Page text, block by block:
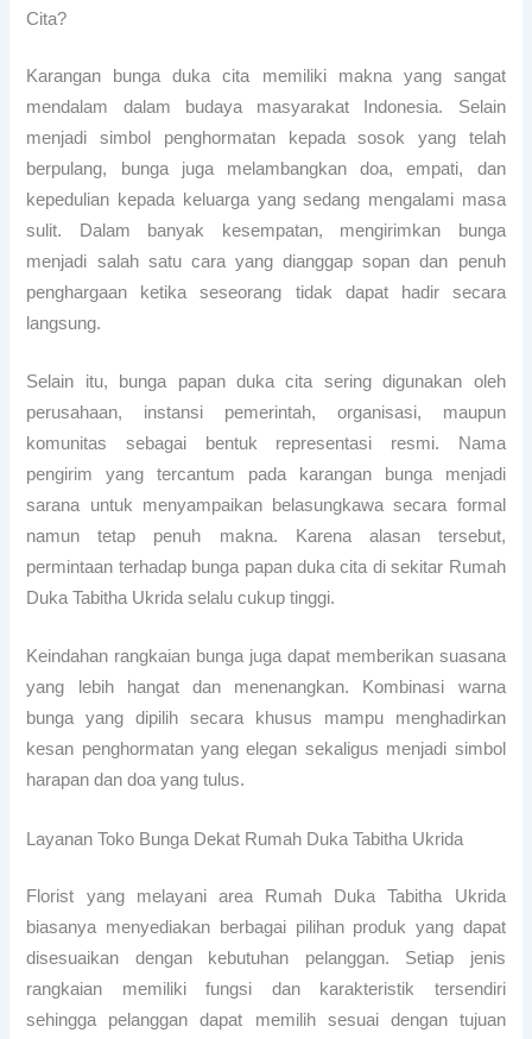
Cita?
Karangan bunga duka cita memiliki makna yang sangat
mendalam dalam budaya masyarakat Indonesia. Selain
menjadi simbol penghormatan kepada sosok yang telah
berpulang, bunga juga melambangkan doa, empati, dan
kepedulian kepada keluarga yang sedang mengalami masa
sulit. Dalam banyak kesempatan, mengirimkan bunga
menjadi salah satu cara yang dianggap sopan dan penuh
penghargaan ketika seseorang tidak dapat hadir secara
langsung.
Selain itu, bunga papan duka cita sering digunakan oleh
perusahaan, instansi pemerintah, organisasi, maupun
komunitas sebagai bentuk representasi resmi. Nama
pengirim yang tercantum pada karangan bunga menjadi
sarana untuk menyampaikan belasungkawa secara formal
namun tetap penuh makna. Karena alasan tersebut,
permintaan terhadap bunga papan duka cita di sekitar Rumah
Duka Tabitha Ukrida selalu cukup tinggi.
Keindahan rangkaian bunga juga dapat memberikan suasana
yang lebih hangat dan menenangkan. Kombinasi warna
bunga yang dipilih secara khusus mampu menghadirkan
kesan penghormatan yang elegan sekaligus menjadi simbol
harapan dan doa yang tulus.
Layanan Toko Bunga Dekat Rumah Duka Tabitha Ukrida
Florist yang melayani area Rumah Duka Tabitha Ukrida
biasanya menyediakan berbagai pilihan produk yang dapat
disesuaikan dengan kebutuhan pelanggan. Setiap jenis
rangkaian memiliki fungsi dan karakteristik tersendiri
sehingga pelanggan dapat memilih sesuai dengan tujuan